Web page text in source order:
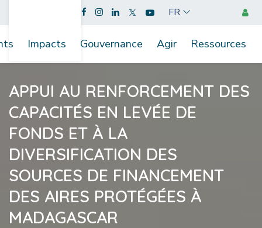
FR
Impacts Gouvernance Agir Ressources
APPUI AU RENFORCEMENT DES
CAPACITÉS EN LEVÉE DE
FONDS ET À LA
DIVERSIFICATION DES
SOURCES DE FINANCEMENT
DES AIRES PROTÉGÉES À
MADAGASCAR